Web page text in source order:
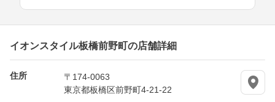
イオンスタイル板橋前野町の店舗詳細
住所
〒174-0063
東京都板橋区前野町4-21-22